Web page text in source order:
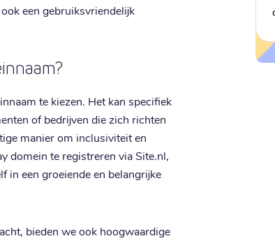
een gebruiksvriendelijk
te kiezen. Het kan specifiek
of bedrijven die zich richten
manier om inclusiviteit en
domein te registreren via Site.nl,
in een groeiende en belangrijke
bieden we ook hoogwaardige